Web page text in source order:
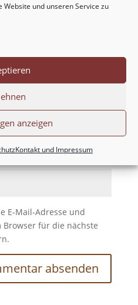
und unseren Service zu
anzeigen
Kontakt und Impressum
E-Mail-Adresse und
für die nächste